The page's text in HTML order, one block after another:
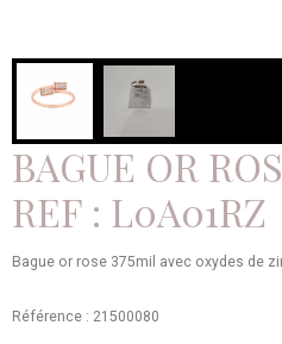
BAGUE OR
REF : L0A01RZ
Bague or rose 375mil avec oxydes de
Référence : 21500080